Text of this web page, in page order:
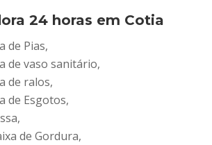
24 horas em Cotia
de Pias,
de vaso sanitário,
de ralos,
de Esgotos,
de Gordura,